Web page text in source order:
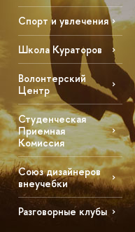
Спорт и увлечения
Школа Кураторов
Волонтерский
Центр
Студенческая
Приемная
Комиссия
Союз дизайнеров
внеучебки
Разговорные клубы